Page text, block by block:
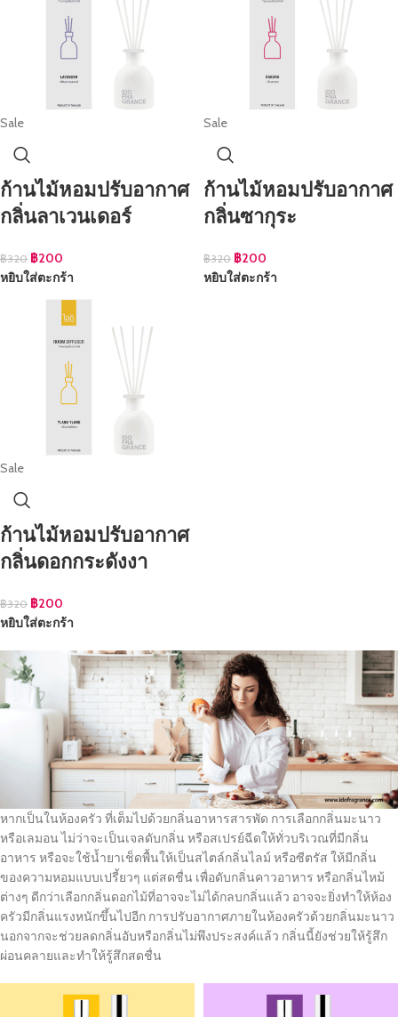
Sale
ก้านไม้หอมปรับอากาศ
กลิ่นลาเวนเดอร์
฿320 ฿200
หยิบใส่ตะกร้า
Sale
ก้านไม้หอมปรับอากาศ
กลิ่นซากุระ
฿320 ฿200
หยิบใส่ตะกร้า
Sale
ก้านไม้หอมปรับอากาศ
กลิ่นดอกกระดังงา
฿320 ฿200
หยิบใส่ตะกร้า
หากเป็นในห้องครัว ที่เต็มไปด้วยกลิ่นอาหารสารพัด การเลือกกลิ่นมะนาว
หรือเลมอน ไม่ว่าจะเป็นเจลดับกลิ่น หรือสเปรย์ฉีดให้ทั่วบริเวณที่มีกลิ่น
อาหาร หรือจะใช้น้ำยาเช็ดพื้นให้เป็นสไตล์กลิ่นไลม์ หรือซีตรัส ให้มีกลิ่น
ของความหอมแบบเปรี้ยวๆ แต่สดชื่น เพื่อดับกลิ่นคาวอาหาร หรือกลิ่นไหม้
ต่างๆ ดีกว่าเลือกกลิ่นดอกไม้ที่อาจจะไม่ได้กลบกลิ่นแล้ว อาจจะยิ่งทำให้ห้อง
ครัวมีกลิ่นแรงหนักขึ้นไปอีก การปรับอากาศภายในห้องครัวด้วยกลิ่นมะนาว
นอกจากจะช่วยลดกลิ่นอับหรือกลิ่นไม่พึงประสงค์แล้ว กลิ่นนี้ยังช่วยให้รู้สึก
ผ่อนคลายและทำให้รู้สึกสดชื่น